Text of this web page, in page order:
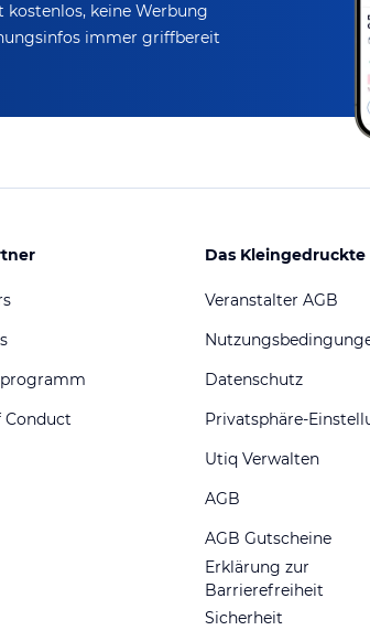
kostenlos, keine Werbung
immer griffbereit
Conduct
Das Kleingedruckte
Veranstalter AGB
Datenschutz
Privatsphäre-
Utiq Verwalten
AGB
AGB Gutscheine
Erklärung zur
Barrierefreiheit
Sicherheit